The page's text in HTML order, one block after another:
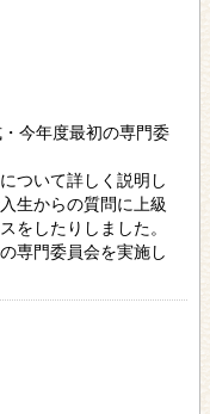
今年度最初の専門委
ついて詳しく説明し
生からの質問に上級
をしたりしました。
専門委員会を実施し